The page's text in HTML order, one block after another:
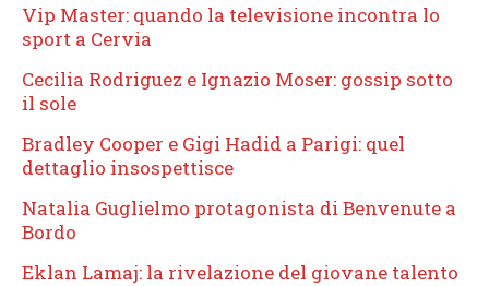
Vip Master: quando la televisione incontra lo
sport a Cervia
Cecilia Rodriguez e Ignazio Moser: gossip sotto
il sole
Bradley Cooper e Gigi Hadid a Parigi: quel
dettaglio insospettisce
Natalia Guglielmo protagonista di Benvenute a
Bordo
Eklan Lamaj: la rivelazione del giovane talento